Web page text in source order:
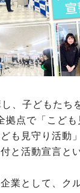
、子どもたち
拠点で「こど
も見守り活動
と活動宣言と
業として、ク